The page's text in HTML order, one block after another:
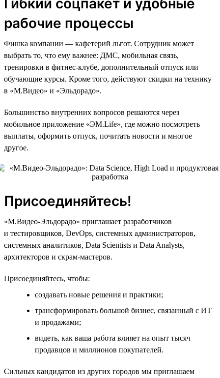
Гибкий соцпакет и удобные
рабочие процессы
Фишка компании — кафетерий льгот. Сотрудник может
выбрать то, что ему важнее: ДМС, мобильная связь,
тренировки в фитнес-клубе, дополнительный отпуск или
обучающие курсы. Кроме того, действуют скидки на технику
в «М.Видео» и «Эльдорадо».
Большинство внутренних вопросов решаются через
мобильное приложение «ЭM.Life», где можно посмотреть
выплаты, оформить отпуск, почитать новости и многое
другое.
Присоединяйтесь!
«М.Видео-Эльдорадо» приглашает разработчиков
и тестировщиков, DevOps, системных администраторов,
системных аналитиков, Data Scientists и Data Analysts,
архитекторов и скрам-мастеров.
Присоединяйтесь, чтобы:
создавать новые решения и практики;
трансформировать большой бизнес, связанный с ИТ
и продажами;
видеть, как ваша работа влияет на опыт тысяч
продавцов и миллионов покупателей.
Сильных кандидатов из других городов мы приглашаем